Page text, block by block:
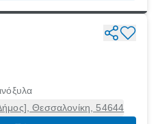
Θεσσαλονίκη, 54644